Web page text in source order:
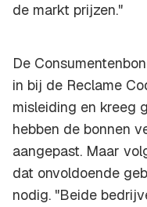
de markt prijzen."
De
in bij de Reclame
misleiding en kreeg
hebben de bonnen
aangepast. Maar
dat onvoldoende
nodig. "Beide